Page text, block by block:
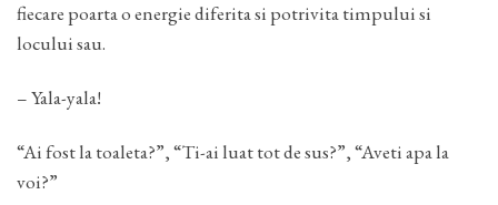
fiecare poarta o energie diferita si potrivita timpului si
locului sau.
– Yala-yala!
“Ai fost la toaleta?”, “Ti-ai luat tot de sus?”, “Aveti apa la
voi?”